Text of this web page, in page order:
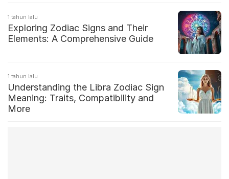
1 tahun lalu
Exploring Zodiac Signs and Their
Elements: A Comprehensive Guide
1 tahun lalu
Understanding the Libra Zodiac Sign
Meaning: Traits, Compatibility and
More